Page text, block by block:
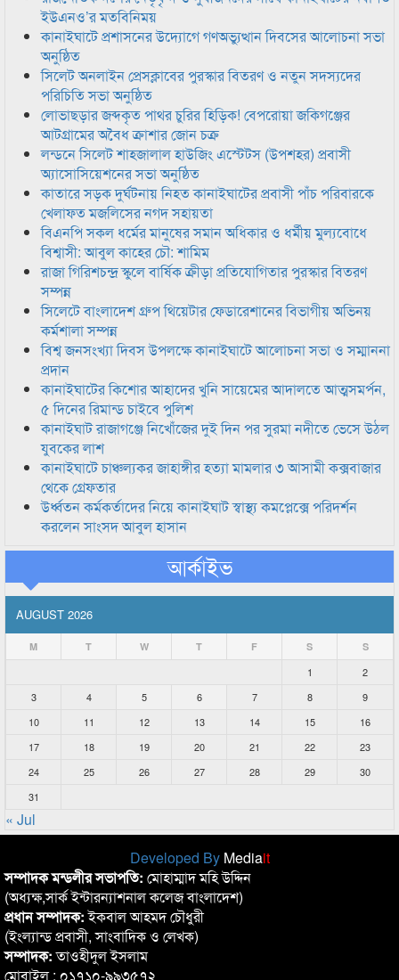
ইউএনও’র মতবিনিময়
কানাইঘাটে প্রশাসনের উদ্যোগে গণঅভ্যুত্থান দিবসের আলোচনা সভা
অনুষ্ঠিত
সিলেট অনলাইন প্রেসক্লাবের পুরস্কার বিতরণ ও নতুন সদস্যদের
পরিচিতি সভা অনুষ্ঠিত
লোভাছড়ার জব্দকৃত পাথর চুরির হিড়িক! বেপরোয়া জকিগঞ্জের
আটগ্রামের অবৈধ ক্রাশার জোন চক্র
লন্ডনে সিলেট শাহজালাল হাউজিং এস্টেটস (উপশহর) প্রবাসী
অ্যাসোসিয়েশনের সভা অনুষ্ঠিত
কাতারে সড়ক দুর্ঘটনায় নিহত কানাইঘাটের প্রবাসী পাঁচ পরিবারকে
খেলাফত মজলিসের নগদ সহায়তা
বিএনপি সকল ধর্মের মানুষের সমান অধিকার ও ধর্মীয় মুল্যবোধে
বিশ্বাসী: আবুল কাহের চৌ: শামিম
রাজা গিরিশচন্দ্র স্কুলে বার্ষিক ক্রীড়া প্রতিযোগিতার পুরস্কার বিতরণ
সম্পন্ন
সিলেটে বাংলাদেশ গ্রুপ থিয়েটার ফেডারেশানের বিভাগীয় অভিনয়
কর্মশালা সম্পন্ন
বিশ্ব জনসংখ্যা দিবস উপলক্ষে কানাইঘাটে আলোচনা সভা ও সম্মাননা
প্রদান
কানাইঘাটের কিশোর আহাদের খুনি সায়েমের আদালতে আত্মসমর্পন,
৫ দিনের রিমান্ড চাইবে পুলিশ
কানাইঘাট রাজাগঞ্জে নিখোঁজের দুই দিন পর সুরমা নদীতে ভেসে উঠল
যুবকের লাশ
কানাইঘাটে চাঞ্চল্যকর জাহাঙ্গীর হত্যা মামলার ৩ আসামী কক্সবাজার
থেকে গ্রেফতার
উর্ধ্বতন কর্মকর্তাদের নিয়ে কানাইঘাট স্বাস্থ্য কমপ্লেক্সে পরিদর্শন
করলেন সাংসদ আবুল হাসান
আর্কাইভ
AUGUST 2026
M T W T F S S
1
2
3
4 5 6 7 8
9
10
11 12 13 14 15
16
17
18 19 20 21 22
23
24
25 26 27 28 29
30
31
« Jul
Developed By Mediait
সম্পাদক মন্ডলীর সভাপতি: মোহাম্মাদ মহি উদ্দিন
(অধ্যক্ষ,সার্ক ইন্টারন্যাশনাল কলেজ বাংলাদেশ)
প্রধান সম্পাদক:ইকবাল আহমদ চৌধুরী
(ইংল্যান্ড প্রবাসী, সাংবাদিক ও লেখক)
সম্পাদক:তাওহীদুল ইসলাম
মোবাইল : ০১৭১০-৯৯৩৫৭২